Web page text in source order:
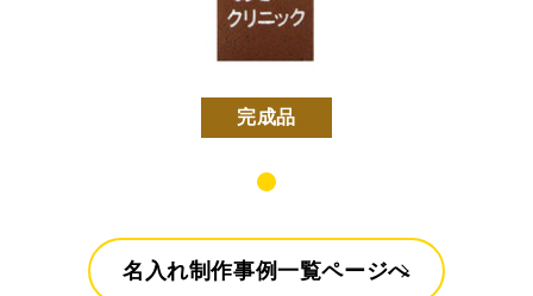
型からオリジナルで作
完成品
名入れ制作事例一覧ページへ